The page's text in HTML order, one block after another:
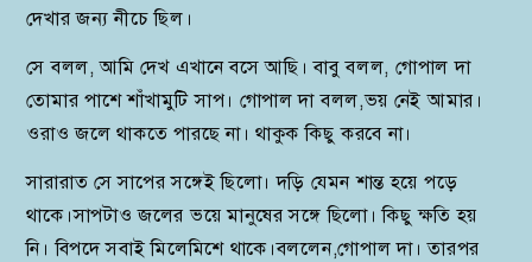
দেখার জন্য নীচে ছিল।
সে বলল, আমি দেখ এখানে বসে আছি। বাবু বলল, গোপাল দা
তোমার পাশে শাঁখামুটি সাপ। গোপাল দা বলল,ভয় নেই আমার।
ওরাও জলে থাকতে পারছে না। থাকুক কিছু করবে না।
সারারাত সে সাপের সঙ্গেই ছিলো। দড়ি যেমন শান্ত হয়ে পড়ে
থাকে।সাপটাও জলের ভয়ে মানুষের সঙ্গে ছিলো। কিছু ক্ষতি হয়
নি। বিপদে সবাই মিলেমিশে থাকে।বললেন,গোপাল দা। তারপর